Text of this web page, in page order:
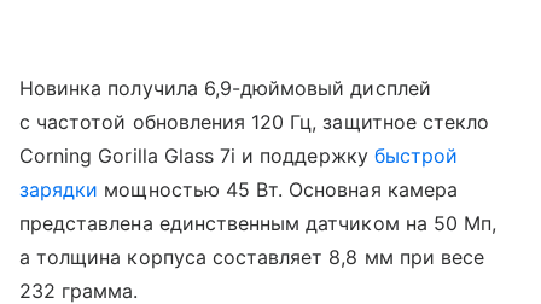
Новинка получила 6,9-дюймовый дисплей
с частотой обновления 120 Гц, защитное стекло
Corning Gorilla Glass 7i и поддержку быстрой
зарядки мощностью 45 Вт. Основная камера
представлена единственным датчиком на 50 Мп,
а толщина корпуса составляет 8,8 мм при весе
232 грамма.